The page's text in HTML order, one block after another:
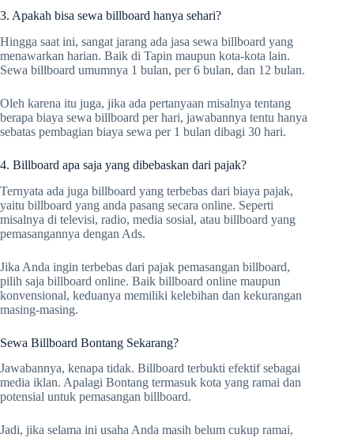
3. Apakah bisa sewa billboard hanya sehari?
Hingga saat ini, sangat jarang ada jasa sewa billboard yang
menawarkan harian. Baik di Tapin maupun kota-kota lain.
Sewa billboard umumnya 1 bulan, per 6 bulan, dan 12 bulan.
Oleh karena itu juga, jika ada pertanyaan misalnya tentang
berapa biaya sewa billboard per hari, jawabannya tentu hanya
sebatas pembagian biaya sewa per 1 bulan dibagi 30 hari.
4. Billboard apa saja yang dibebaskan dari pajak?
Ternyata ada juga billboard yang terbebas dari biaya pajak,
yaitu billboard yang anda pasang secara online. Seperti
misalnya di televisi, radio, media sosial, atau billboard yang
pemasangannya dengan Ads.
Jika Anda ingin terbebas dari pajak pemasangan billboard,
pilih saja billboard online. Baik billboard online maupun
konvensional, keduanya memiliki kelebihan dan kekurangan
masing-masing.
Sewa Billboard Bontang Sekarang?
Jawabannya, kenapa tidak. Billboard terbukti efektif sebagai
media iklan. Apalagi Bontang termasuk kota yang ramai dan
potensial untuk pemasangan billboard.
Jadi, jika selama ini usaha Anda masih belum cukup ramai,